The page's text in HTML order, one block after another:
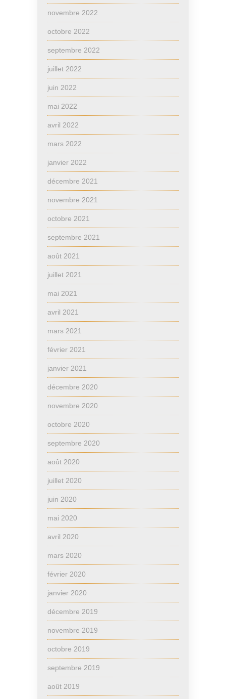
novembre 2022
octobre 2022
septembre 2022
juillet 2022
juin 2022
mai 2022
avril 2022
mars 2022
janvier 2022
décembre 2021
novembre 2021
octobre 2021
septembre 2021
août 2021
juillet 2021
mai 2021
avril 2021
mars 2021
février 2021
janvier 2021
décembre 2020
novembre 2020
octobre 2020
septembre 2020
août 2020
juillet 2020
juin 2020
mai 2020
avril 2020
mars 2020
février 2020
janvier 2020
décembre 2019
novembre 2019
octobre 2019
septembre 2019
août 2019